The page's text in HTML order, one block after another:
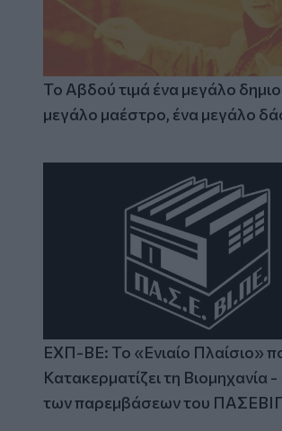
Το Αβδού τιμά ένα μεγάλο
μεγάλο μαέστρο, ένα μεγάλο
ΕΧΠ-ΒΕ: Το «Ενιαίο Πλαίσιο»
Κατακερματίζει τη Βιομηχανία
των παρεμβάσεων του